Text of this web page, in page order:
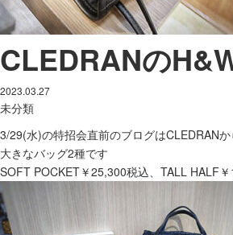
CLEDRANの
2023.03.27
未分類
3/29(水)の特招会直前のブログはCLEDRAN
大きなバッグ2種です
SOFT POCKET￥25,300税込、TALL HALF